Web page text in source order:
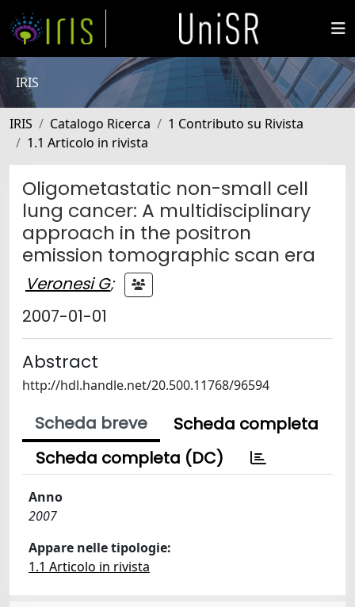
IRIS
IRIS Catalogo Ricerca
1 Contributo su Rivista
1.1 Articolo in rivista
Oligometastatic non-small cell
lung cancer: A multidisciplinary
approach in the positron
emission tomographic scan era
Veronesi G;
2007-01-01
Abstract
http://hdl.handle.net/20.500.11768/96594
Scheda breve
Scheda completa
Scheda completa (DC)
Anno
2007
Appare nelle tipologie:
1.1 Articolo in rivista